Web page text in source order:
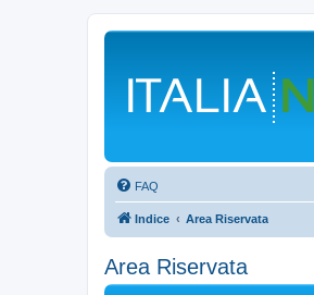
FAQ
Indice Area Riservata
Area Riservata